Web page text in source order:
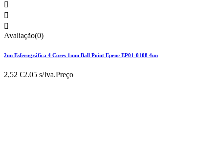



Avaliação(0)
2un Esferográfica 4 Cores 1mm Ball Point Epene EP01-0108 4un
2,52 €2.05 s/Iva.Preço